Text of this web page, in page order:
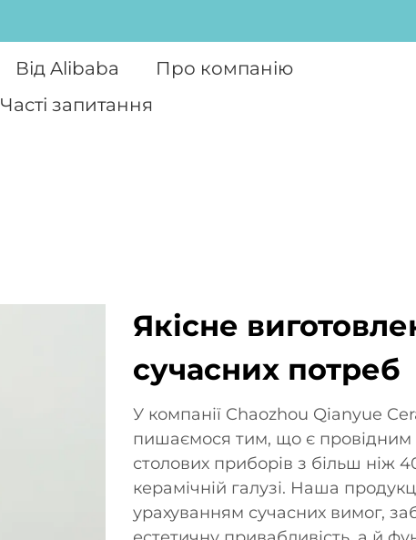
Від Alibaba
Про компанію
Часті запитання
Якісне
сучасних потреб
У компанії Chaozhou Qianyue
пишаємося тим, що є провідним
столових приборів з більш ніж
керамічній галузі. Наша
урахуванням сучасних вимог,